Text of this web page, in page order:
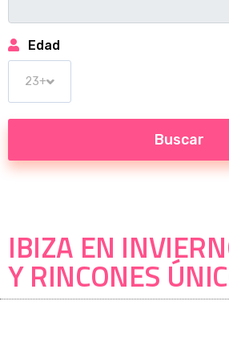
Edad
IBIZA EN
Y RINCONES